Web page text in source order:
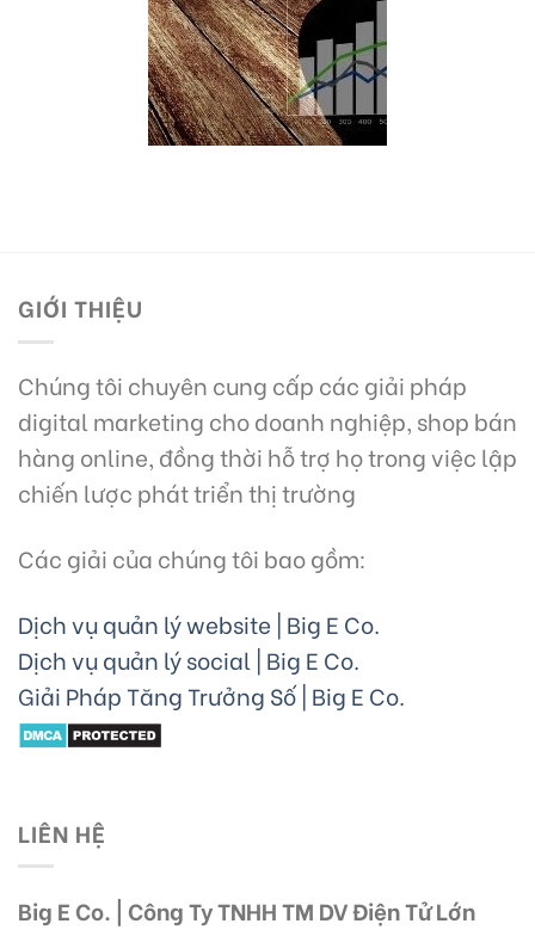
GIỚI THIỆU
Chúng tôi chuyên cung cấp các giải pháp
digital marketing cho doanh nghiệp, shop bán
hàng online, đồng thời hỗ trợ họ trong việc lập
chiến lược phát triển thị trường
Các giải của chúng tôi bao gồm:
Dịch vụ quản lý website | Big E Co.
Dịch vụ quản lý social | Big E Co.
Giải Pháp Tăng Trưởng Số | Big E Co.
LIÊN HỆ
Big E Co. | Công Ty TNHH TM DV Điện Tử Lớn